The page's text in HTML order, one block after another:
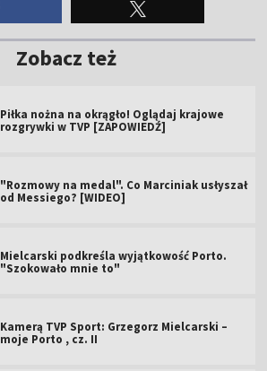
Zobacz też
Piłka nożna na okrągło! Oglądaj krajowe
rozgrywki w TVP [ZAPOWIEDŹ]
"Rozmowy na medal". Co Marciniak usłyszał
od Messiego? [WIDEO]
Mielcarski podkreśla wyjątkowość Porto.
"Szokowało mnie to"
Kamerą TVP Sport: Grzegorz Mielcarski –
moje Porto , cz. II